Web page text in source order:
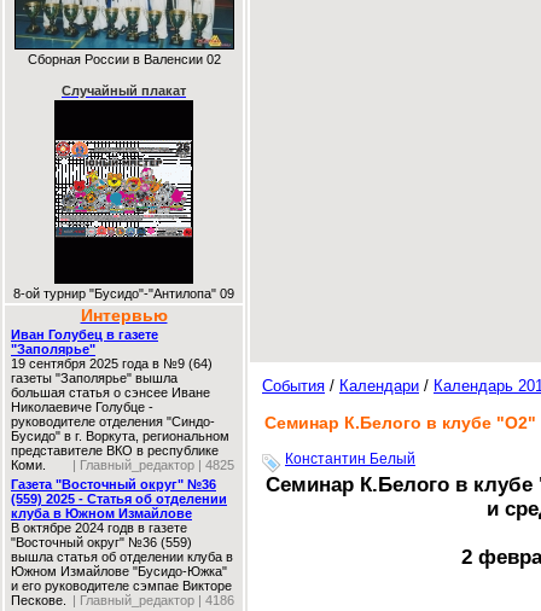
Сборная России в Валенсии 02
Случайный плакат
8-ой турнир "Бусидо"-"Антилопа" 09
Интервью
Иван Голубец в газете
"Заполярье"
19 сентября 2025 года в №9 (64)
газеты "Заполярье" вышла
большая статья о сэнсее Иване
Николаевиче Голубце -
руководителе отделения "Синдо-
Бусидо" в г. Воркута, региональном
представителе ВКО в республике
Коми.
| Главный_редактор | 4825
Газета "Восточный округ" №36
(559) 2025 - Статья об отделении
клуба в Южном Измайлове
В октябре 2024 годв в газете
"Восточный округ" №36 (559)
вышла статья об отделении клуба в
Южном Измайлове "Бусидо-Южка"
и его руководителе сэмпае Викторе
Пескове.
| Главный_редактор | 4186
События / Календари / Календарь
Семинар К.Белого в клубе "О2"
Константин Белый
Семинар К.Белого в
и
2